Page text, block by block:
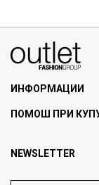
ИНФОРМАЦИИ
За нас
Продавница
ПОМОШ ПРИ
Политика на
NEWSLETTER